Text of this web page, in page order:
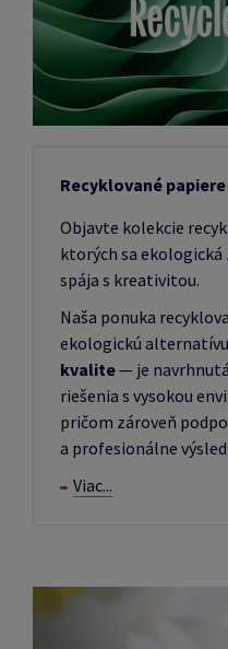
Recyklované papiere
Objavte kolekcie
ktorých sa
spája s kreativitou.
Naša ponuka
ekologickú alternatívu
kvalite— je
riešenia s vysokou
pričom zároveň
a profesionálne
Viac...